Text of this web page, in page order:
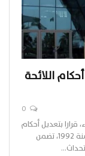
اللائحة
بتعديل أحكام
اللائحة التنفيذية لقانون سوق رأس المال رقم ٩٥ لسنة ١٩٩٢، تضمن